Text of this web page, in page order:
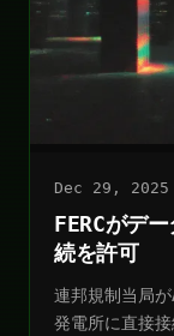
Dec 29, 2025
FERCがデ
続を許可
連邦規制当局
発電所に直接